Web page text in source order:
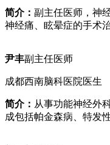
简介： 副主任医师，神
神经痛、眩晕症的手术
尹丰副主任医师
成都西南脑科医院医生
简介： 从事功能神经外
成包括帕金森病、特发